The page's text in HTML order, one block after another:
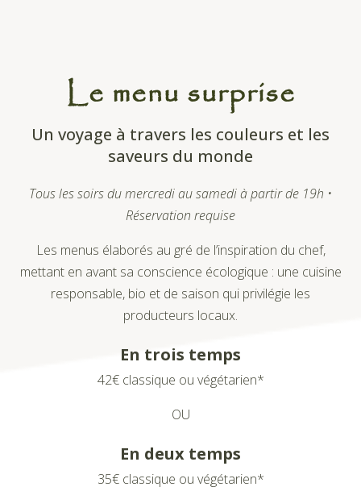
Le menu surprise
Un voyage à travers les couleurs et les
saveurs du monde
Tous les soirs du mercredi au samedi à partir de 19h •
Réservation requise
Les menus élaborés au gré de l’inspiration du chef,
mettant en avant sa conscience écologique : une cuisine
responsable, bio et de saison qui privilégie les
producteurs locaux.
En trois temps
42€ classique ou végétarien*
OU
En deux temps
35€ classique ou végétarien*